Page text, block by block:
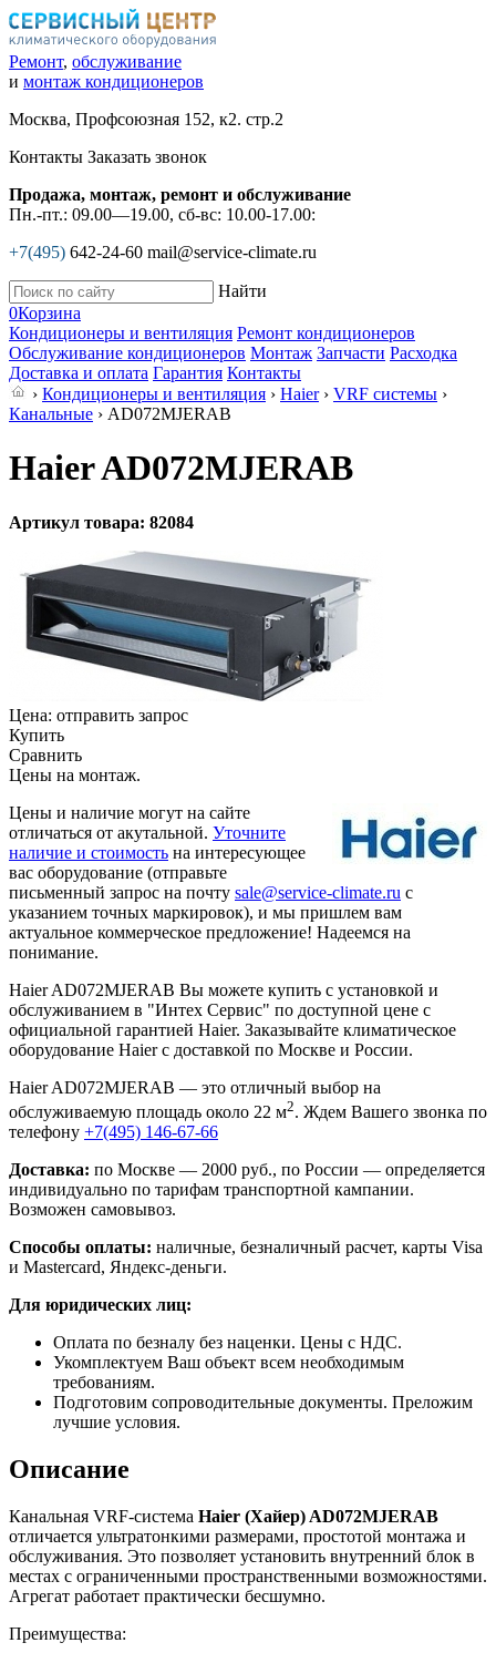
Ремонт, обслуживание
и монтаж кондиционеров
Москва, Профсоюзная 152, к2. стр.2
Контакты Заказать звонок
Продажа, монтаж, ремонт и обслуживание
Пн.-пт.: 09.00—19.00, сб-вс: 10.00-17.00:
+7(495) 642-24-60 mail@service-climate.ru
Найти
0Корзина
Кондиционеры и вентиляция Ремонт кондиционеров
Обслуживание кондиционеров Монтаж Запчасти Расходка
Доставка и оплата Гарантия Контакты
› Кондиционеры и вентиляция › Haier› VRF системы ›
Канальные › AD072MJERAB
Haier AD072MJERAB
Артикул товара: 82084
Цена: отправить запрос
Купить
Сравнить
Цены на монтаж.
Цены и наличие могут на сайте
отличаться от акутальной. Уточните
наличие и стоимость на интересующее
вас оборудование (отправьте
письменный запрос на почту sale@service-climate.ru с
указанием точных маркировок), и мы пришлем вам
актуальное коммерческое предложение! Надеемся на
понимание.
Haier AD072MJERAB Вы можете купить с установкой и
обслуживанием в "Интех Сервис" по доступной цене с
официальной гарантией Haier. Заказывайте климатическое
оборудование Haier с доставкой по Москве и России.
Haier AD072MJERAB — это отличный выбор на
обслуживаемую площадь около 22 м2. Ждем Вашего звонка по
телефону +7(495) 146-67-66
Доставка: по Москве — 2000 руб., по России — определяется
индивидуально по тарифам транспортной кампании.
Возможен самовывоз.
Способы оплаты: наличные, безналичный расчет, карты Visa
и Mastercard, Яндекс-деньги.
Для юридических лиц:
Оплата по безналу без наценки. Цены с НДС.
Укомплектуем Ваш объект всем необходимым
требованиям.
Подготовим сопроводительные документы. Преложим
лучшие условия.
Описание
Канальная VRF-система Haier (Хайер) AD072MJERAB
отличается ультратонкими размерами, простотой монтажа и
обслуживания. Это позволяет установить внутренний блок в
местах с ограниченными пространственными возможностями.
Агрегат работает практически бесшумно.
Преимущества: